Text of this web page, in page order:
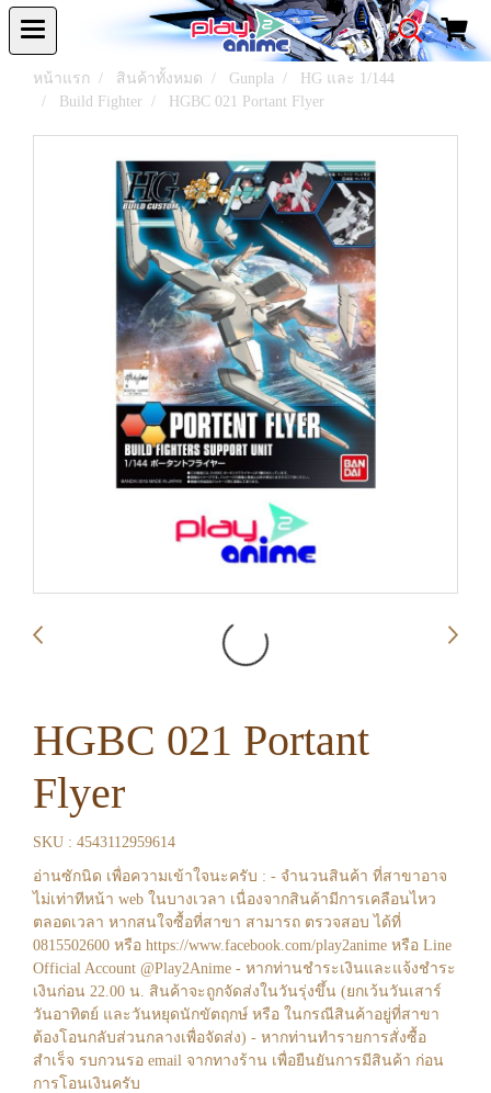
หน้าแรก สินค้าทั้งหมด Gunpla
HG และ 1/144
Build Fighter
HGBC 021 Portant Flyer
HGBC 021 Portant
Flyer
SKU : 4543112959614
อ่านซักนิด เพื่อความเข้าใจนะครับ : - จำนวนสินค้า ที่สาขาอาจ
ไม่เท่าทีหน้า web ในบางเวลา เนื่องจากสินค้ามีการเคลือนไหว
ตลอดเวลา หากสนใจซื้อที่สาขา สามารถ ตรวจสอบ ได้ที่
0815502600 หรือ https://www.facebook.com/play2anime หรือ Line
Official Account @Play2Anime - หากท่านชำระเงินและแจ้งชำระ
เงินก่อน 22.00 น. สินค้าจะถูกจัดส่งในวันรุ่งขึ้น (ยกเว้นวันเสาร์
วันอาทิตย์ และวันหยุดนักขัตฤกษ์ หรือ ในกรณีสินค้าอยู่ที่สาขา
ต้องโอนกลับส่วนกลางเพื่อจัดส่ง) - หากท่านทำรายการสั่งซื้อ
สำเร็จ รบกวนรอ email จากทางร้าน เพื่อยืนยันการมีสินค้า ก่อน
การโอนเงินครับ